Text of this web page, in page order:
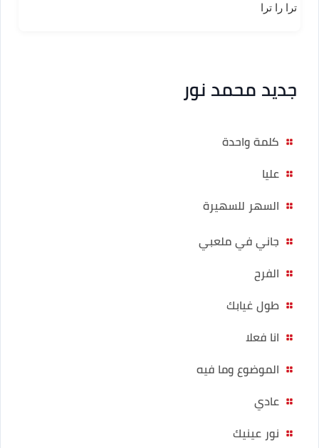
ترا را ترا
جديد محمد نور
كلمة واحدة
عليا
السهر للسهيرة
جاني في ملعبي
الفرح
طول غيابك
انا فعلا
الموضوع وما فيه
عادي
نور عينيك